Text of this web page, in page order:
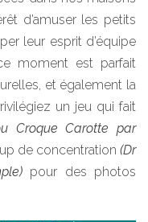
d’amuser les petits
leur esprit d’équipe
moment est parfait
et également la
un jeu qui fait
Croque Carotte par
de concentration (Dr
pour des photos